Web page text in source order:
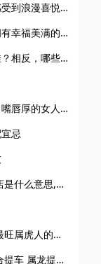
做一个梦：在选择婚纱礼服时感受到浪漫喜悦，暗示即将踏入婚姻殿堂之门，迎来完美的大婚
详解：哪些月份出生的属猪人拥有幸福美满的命运？
哪些月份出生的属牛命运较不佳？相反，哪些月份出生的属牛命运较为顺畅？
嘴唇厚的女人面相代表着什么？嘴唇厚的女人有什么说法？
忌
梦见理发店,周公解梦梦到理发店是什么意思,做梦梦见理发店好不好
什么东西最旺属虎人 什么东西最旺属虎人的财运
2022年农历六月属龙的哪天适合提车 属龙提车的好日子6月